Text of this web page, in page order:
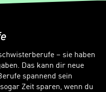
– sie haben
Das kann dir neue
spannend sein
Zeit sparen, wenn du